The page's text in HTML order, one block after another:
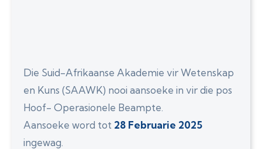
Die Suid-Afrikaanse Akademie vir Wetenskap
en Kuns (SAAWK) nooi aansoeke in vir die pos
Hoof- Operasionele Beampte.
Aansoeke word tot 28 Februarie 2025
ingewag.